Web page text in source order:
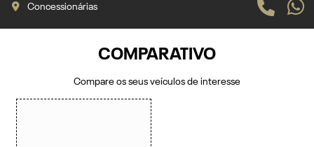
Concessionárias
COMPARATIVO
Compare os seus veículos de interesse